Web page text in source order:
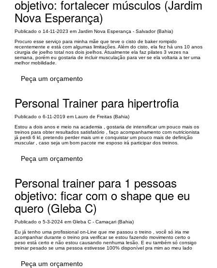
objetivo: fortalecer músculos (Jardim
Nova Esperança)
Publicado o 14-11-2023 em Jardim Nova Esperança - Salvador (Bahia)
Procuro esse serviço para minha mãe que teve o cisto de baker rompido
recentemente e está com algumas limitações. Além do cisto, ela fez há uns 10 anos
cirurgia de joelho total nos dois joelhos. Atualmente ela faz pilates 3 vezes na
semana, porém eu gostaria de incluir musculação para ver se ela voltaria a ter uma
melhor mobilidade.
Peça um orçamento
Personal Trainer para hipertrofia
Publicado o 6-11-2019 em Lauro de Freitas (Bahia)
Estou a dois anos e meio na academia , gostaria de intensificar um pouco mais os
treinos para obter resultados satisfatório , faço acompanhamento com nutricionista
já perdi 6 kl, pretendo perder mais um e conquistar um pouco mais de definição
muscular , caso seja um bom pacote me esposo irá participar dos treinos.
Peça um orçamento
Personal trainer para 1 pessoas
objetivo: ficar com o shape que eu
quero (Gleba C)
Publicado o 5-3-2024 em Gleba C - Camaçari (Bahia)
Eu já tenho uma profissional on-Line que me passou o treino , você só iria me
acompanhar durante o treino pra verificar se estou fazendo movimento certo o
peso está certo e não estou causando nenhuma lesão. E eu também só consigo
treinar pesado se uma pessoa estivesse 100% disponível pra mim ao meu lado
Peça um orçamento